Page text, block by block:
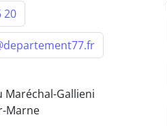
20
Maréchal-Gallieni
Marne